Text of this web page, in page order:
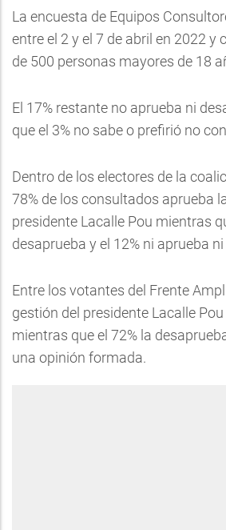
La encuesta de Equipos
entre el 2 y el 7 de abril en 2022 y
de 500 personas mayores de 18
El 17% restante no aprueba ni
que el 3% no sabe o prefirió no
Dentro de los electores de la
78% de los consultados aprueba
presidente Lacalle Pou mientras
desaprueba y el 12% ni aprueba
Entre los votantes del Frente
gestión del presidente Lacalle Pou
mientras que el 72% la
una opinión formada.